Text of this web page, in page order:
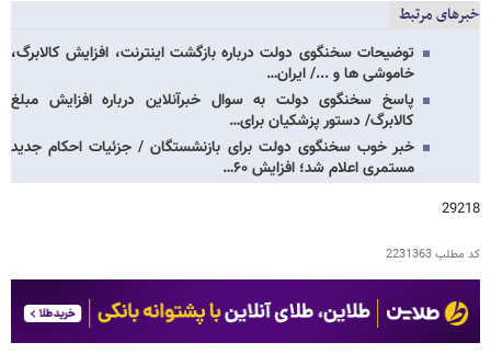
خبرهای مرتبط
توضیحات سخنگوی دولت درباره بازگشت اینترنت، افزایش کالابرگ،
خاموشی ها و .../ ایران…
پاسخ سخنگوی دولت به سوال خبرآنلاین درباره افزایش مبلغ
کالابرگ/ دستور پزشکیان برای…
خبر خوب سخنگوی دولت برای بازنشستگان / جزئیات احکام جدید
مستمری اعلام شد؛ افزایش ۶۰…
29218
کد مطلب2231363